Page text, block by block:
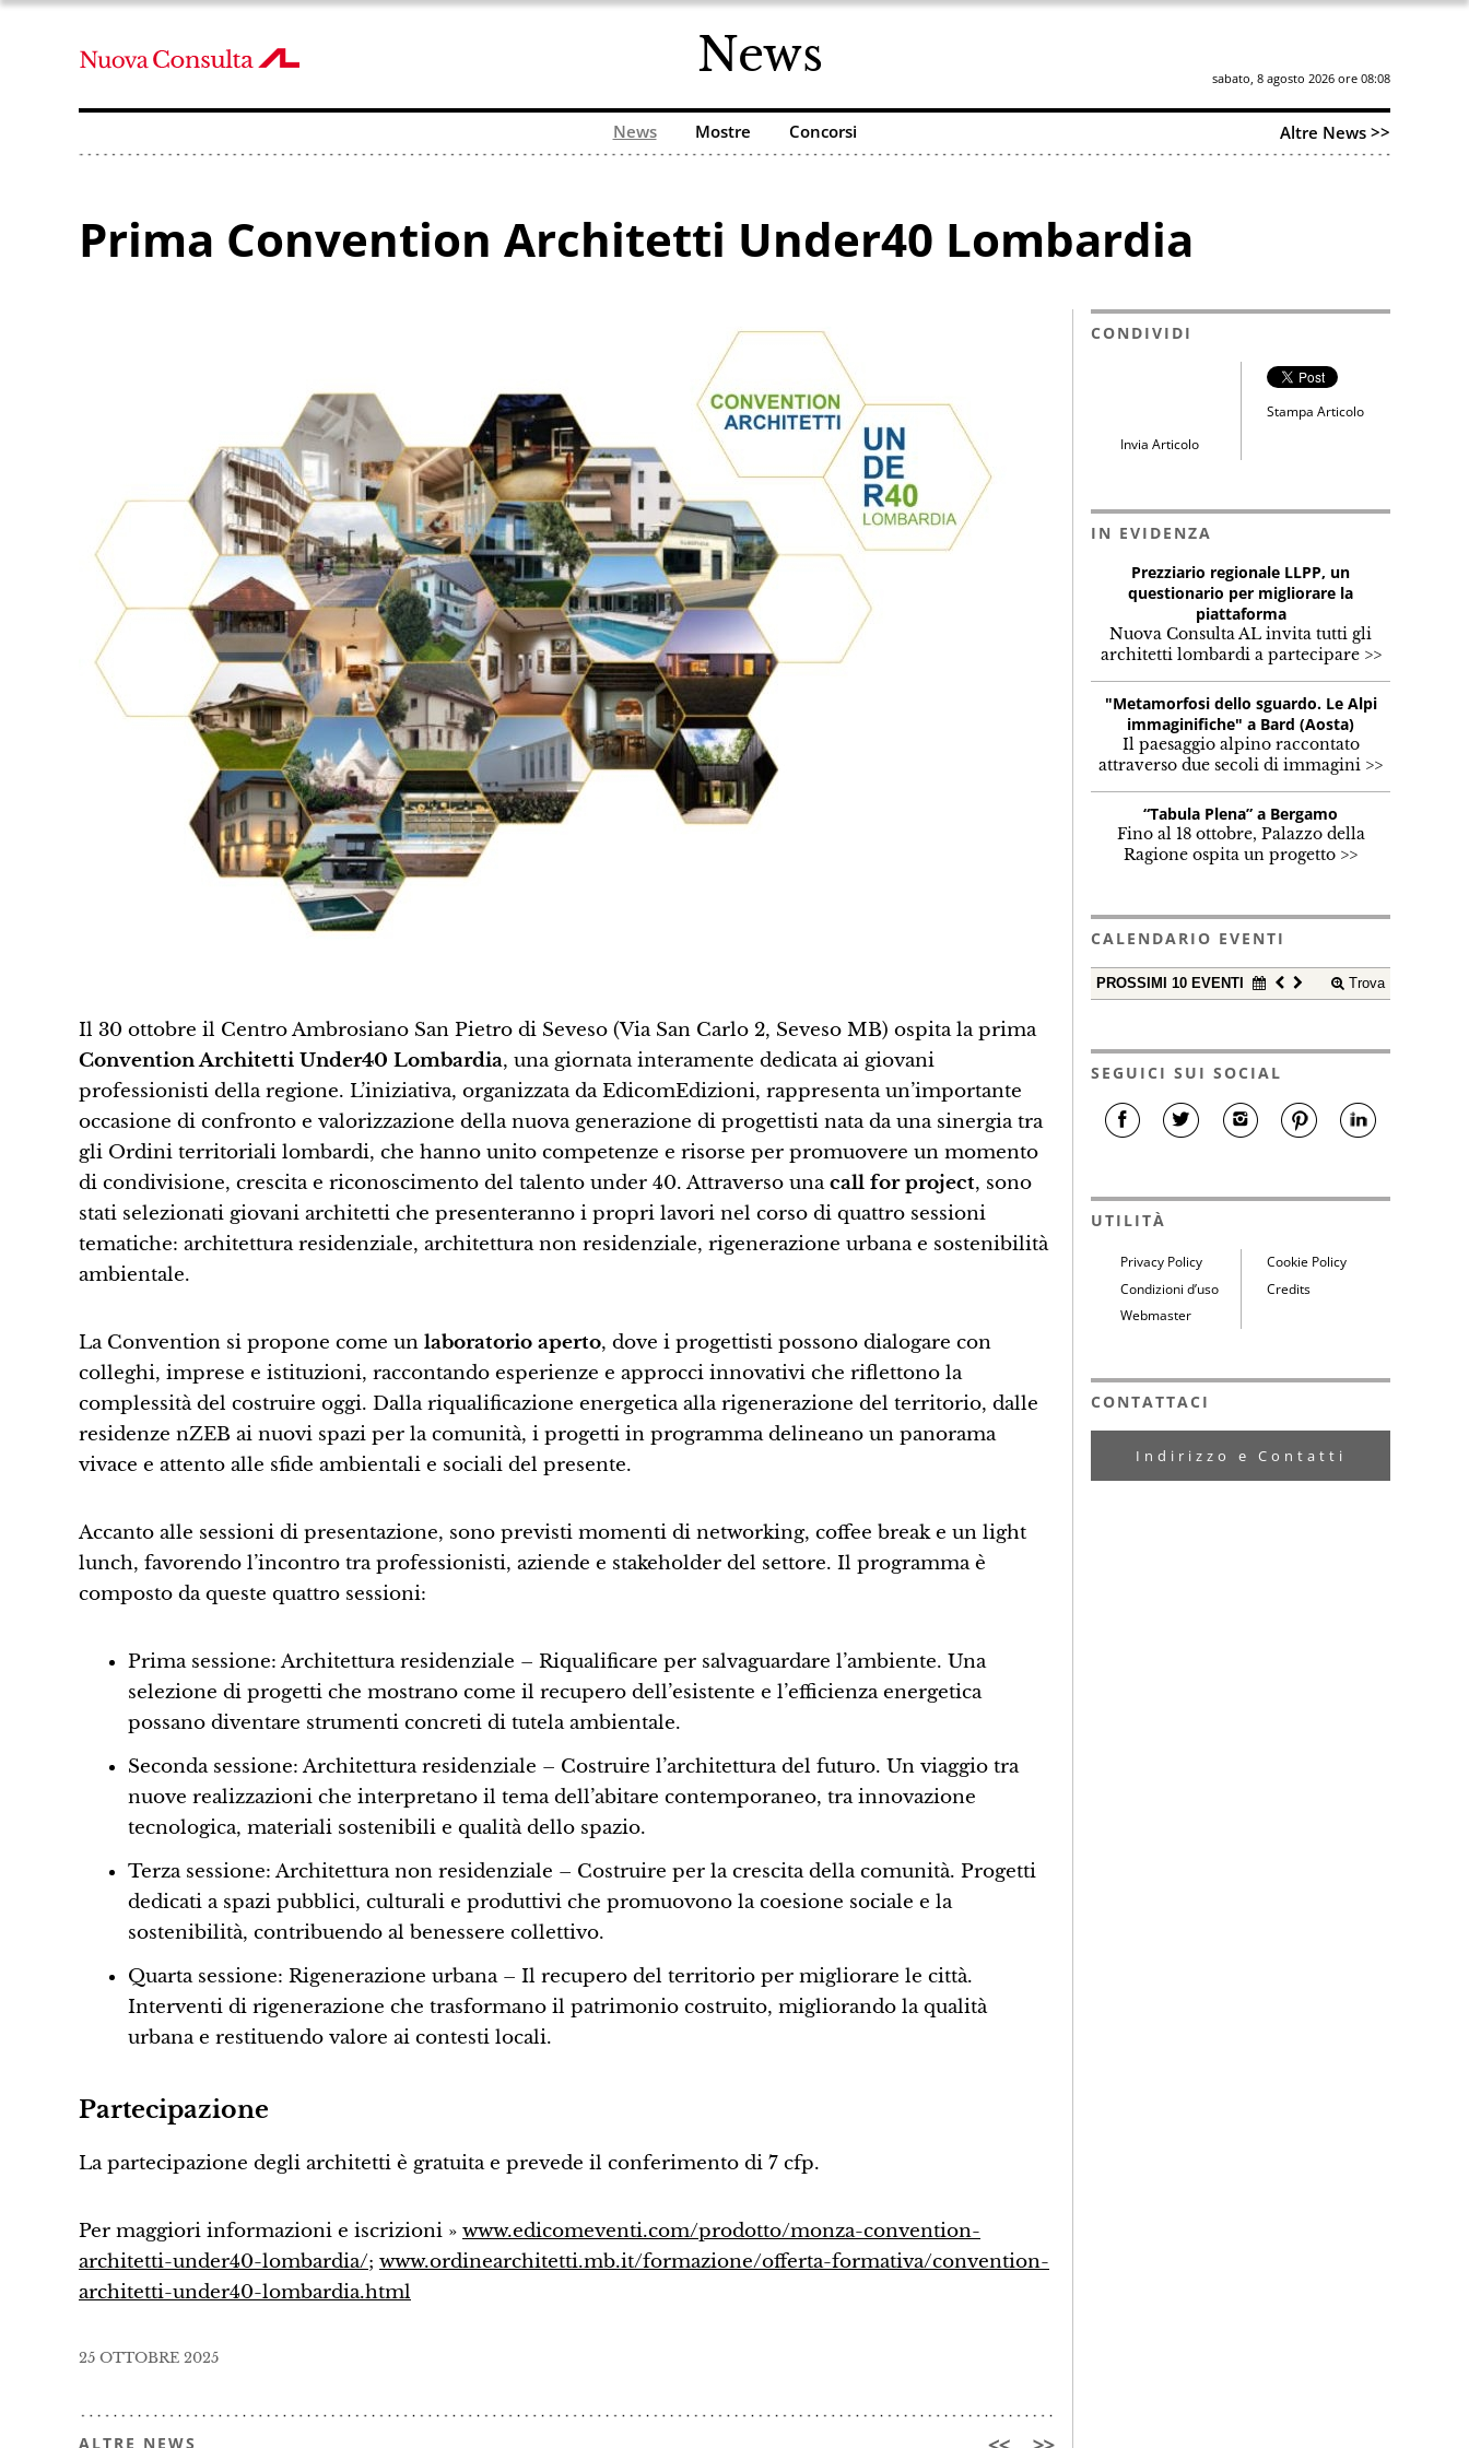
News sabato, 8 agosto 2026 ore 08:08
News Mostre Concorsi Altre News >>
Prima Convention Architetti Under40 Lombardia
Il 30 ottobre il Centro Ambrosiano San Pietro di Seveso (Via San Carlo 2, Seveso MB) ospita la prima
Convention Architetti Under40 Lombardia, una giornata interamente dedicata ai giovani
professionisti della regione. L’iniziativa, organizzata da EdicomEdizioni, rappresenta un’importante
occasione di confronto e valorizzazione della nuova generazione di progettisti nata da una sinergia tra
gli Ordini territoriali lombardi, che hanno unito competenze e risorse per promuovere un momento
di condivisione, crescita e riconoscimento del talento under 40. Attraverso unacall for project, sono
stati selezionati giovani architetti che presenteranno i propri lavori nel corso di quattro sessioni
tematiche: architettura residenziale, architettura non residenziale, rigenerazione urbana e sostenibilità
ambientale.
La Convention si propone come un laboratorio aperto, dove i progettisti possono dialogare con
colleghi, imprese e istituzioni, raccontando esperienze e approcci innovativi che riflettono la
complessità del costruire oggi. Dalla riqualificazione energetica alla rigenerazione del territorio, dalle
residenze nZEB ai nuovi spazi per la comunità, i progetti in programma delineano un panorama
vivace e attento alle sfide ambientali e sociali del presente.
Accanto alle sessioni di presentazione, sono previsti momenti di networking, coffee break e un light
lunch, favorendo l’incontro tra professionisti, aziende e stakeholder del settore. Il programma è
composto da queste quattro sessioni:
Prima sessione: Architettura residenziale – Riqualificare per salvaguardare l’ambiente. Una
selezione di progetti che mostrano come il recupero dell’esistente e l’efficienza energetica
possano diventare strumenti concreti di tutela ambientale.
Seconda sessione: Architettura residenziale – Costruire l’architettura del futuro. Un viaggio tra
nuove realizzazioni che interpretano il tema dell’abitare contemporaneo, tra innovazione
tecnologica, materiali sostenibili e qualità dello spazio.
Terza sessione: Architettura non residenziale – Costruire per la crescita della comunità. Progetti
dedicati a spazi pubblici, culturali e produttivi che promuovono la coesione sociale e la
sostenibilità, contribuendo al benessere collettivo.
Quarta sessione: Rigenerazione urbana – Il recupero del territorio per migliorare le città.
Interventi di rigenerazione che trasformano il patrimonio costruito, migliorando la qualità
urbana e restituendo valore ai contesti locali.
Partecipazione
La partecipazione degli architetti è gratuita e prevede il conferimento di 7 cfp.
Per maggiori informazioni e iscrizioni » www.edicomeventi.com/prodotto/monza-convention-
architetti-under40-lombardia/; www.ordinearchitetti.mb.it/formazione/offerta-formativa/convention-
architetti-under40-lombardia.html
25 OTTOBRE 2025
ALTRE NEWS
CONDIVIDI
Stampa Articolo
Invia Articolo
IN EVIDENZA
Prezziario regionale LLPP, un
questionario per migliorare la
piattaforma
Nuova Consulta AL invita tutti gli
architetti lombardi a partecipare >>
"Metamorfosi dello sguardo. Le Alpi
immaginifiche" a Bard (Aosta)
Il paesaggio alpino raccontato
attraverso due secoli di immagini >>
“Tabula Plena” a Bergamo
Fino al 18 ottobre, Palazzo della
Ragione ospita un progetto >>
CALENDARIO EVENTI
PROSSIMI 10 EVENTI Trova
SEGUICI SUI SOCIAL
UTILITÀ
Privacy Policy
Cookie Policy
Condizioni d’uso
Credits
Webmaster
CONTATTACI
Indirizzo e Contatti